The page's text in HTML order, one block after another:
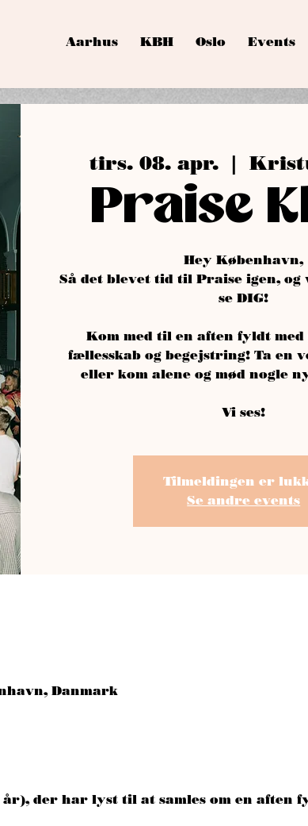
Aarhus KBH Oslo Events
tirs. 08. apr.
  |
Praise
Hey København,
Så det blevet tid til Praise igen,
se DIG!
Kom med til en aften fyldt med
fællesskab og begejstring! Ta en
eller kom alene og mød nogle
Vi ses!
Tilmeldingen er
Se andre events
Danmark
der har lyst til at samles om en aften